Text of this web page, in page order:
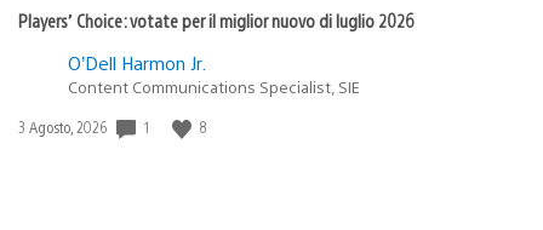
Players’ Choice: votate per il miglior nuovo di luglio 2026
O’Dell Harmon Jr.
Content Communications Specialist, SIE
Data
3 Agosto, 2026 1 8